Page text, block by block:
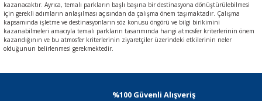
kazanacaktır. Ayrıca, temalı parkların başlı başına bir destinasyona dönüştürülebilmesi
için gerekli adımların anlaşılması açısından da çalışma önem taşımaktadır. Çalışma
kapsamında işletme ve destinasyonların söz konusu öngörü ve bilgi birikimini
kazanabilmeleri amacıyla temalı parkların tasarımında hangi atmosfer kriterlerinin önem
kazandığının ve bu atmosfer kriterlerinin ziyaretçiler üzerindeki etkilerinin neler
olduğunun belirlenmesi gerekmektedir.
%100 Güvenli Alışveriş